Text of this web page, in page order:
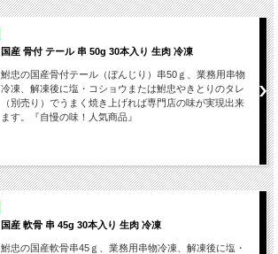
国産 骨付 テール 串 50g 30本入り 生肉 冷凍
鮒忠の国産骨付テール（ぼんじり）串50ｇ、業務用串物
冷凍、解凍後に塩・コショウまたは鮒忠やきとりのタレ
（別売り）でうまく焼き上げれば専門店の味が実現出来
ます。『自慢の味！人気商品』
国産 軟骨 串 45g 30本入り 生肉 冷凍
鮒忠の国産軟骨串45ｇ、業務用串物冷凍、解凍後に塩・